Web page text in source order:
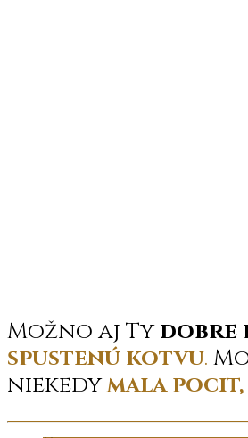
Možno aj Tydobre
spustenú kotvu.
niekedymala pocit,